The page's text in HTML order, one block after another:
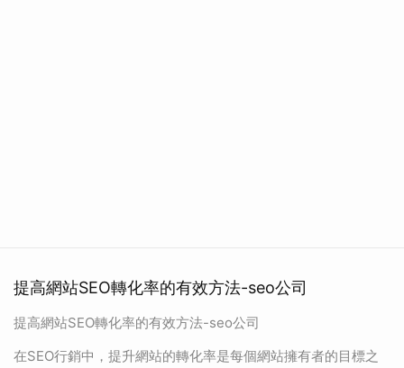
提高網站SEO轉化率的有效方法-seo公司
提高網站SEO轉化率的有效方法-seo公司
在SEO行銷中，提升網站的轉化率是每個網站擁有者的目標之